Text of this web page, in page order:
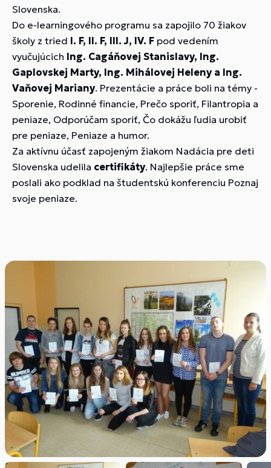
Slovenska.
Do e-learningového programu sa zapojilo 70 žiakov
školy z tried I. F, II. F, III. J, IV. F pod vedením
vyučujúcich Ing. Cagáňovej Stanislavy, Ing.
Gaplovskej Marty, Ing. Mihálovej Heleny a Ing.
Vaňovej Mariany. Prezentácie a práce boli na témy -
Sporenie, Rodinné financie, Prečo sporiť, Filantropia a
peniaze, Odporúčam sporiť, Čo dokážu ľudia urobiť
pre peniaze, Peniaze a humor.
Za aktívnu účasť zapojeným žiakom Nadácia pre deti
Slovenska udelila certifikáty. Najlepšie práce sme
poslali ako podklad na študentskú konferenciu Poznaj
svoje peniaze.